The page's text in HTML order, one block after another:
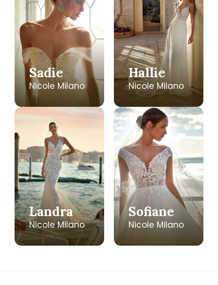
Sadie
Nicole Milano
Hallie
Nicole Milano
Landra
Nicole Milano
Sofiane
Nicole Milano